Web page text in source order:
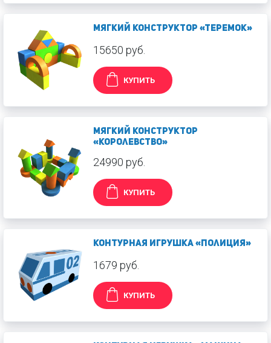
Мягкий конструктор «Теремок»
15650 руб.
КУПИТЬ
Мягкий конструктор
«Королевство»
24990 руб.
КУПИТЬ
Контурная игрушка «Полиция»
1679 руб.
КУПИТЬ